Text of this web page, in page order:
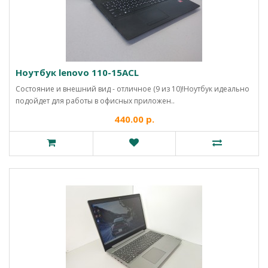
Ноутбук lenovo 110-15ACL
Состояние и внешний вид - отличное (9 из 10)!Ноутбук идеально
подойдет для работы в офисных приложен..
440.00 р.